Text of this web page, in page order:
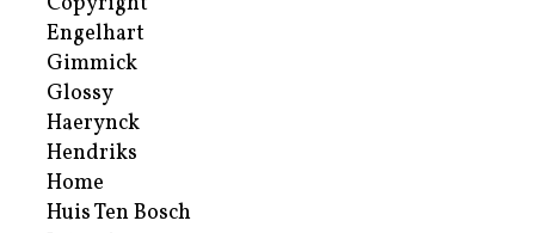
Engelhart
Gimmick
Glossy
Haerynck
Hendriks
Home
Huis Ten Bosch